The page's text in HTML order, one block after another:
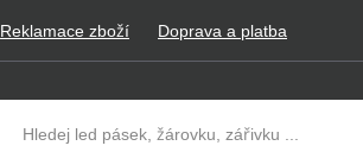
Reklamace zboží Doprava a platba